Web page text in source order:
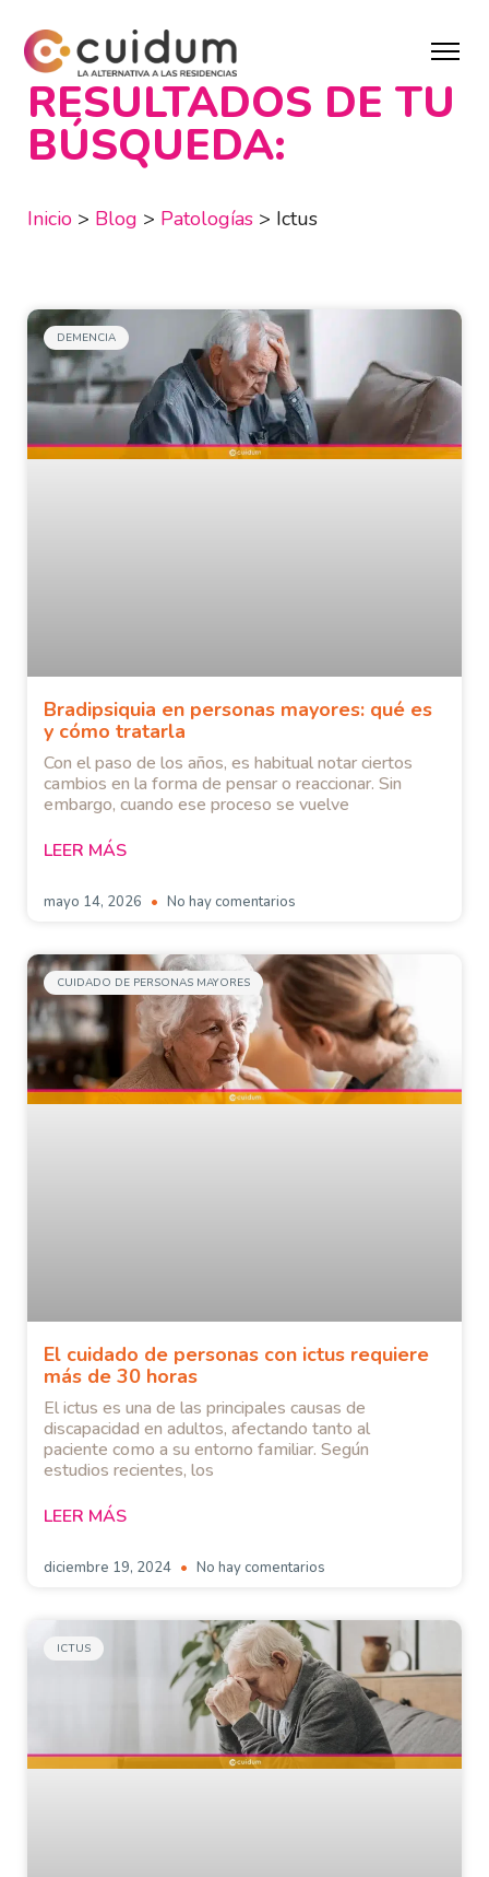
RESULTADOS DE TU
BÚSQUEDA:
Inicio > Blog > Patologías > Ictus
DEMENCIA
Bradipsiquia en personas mayores: qué es
y cómo tratarla
Con el paso de los años, es habitual notar ciertos
cambios en la forma de pensar o reaccionar. Sin
embargo, cuando ese proceso se vuelve
LEER MÁS
mayo 14, 2026 No hay comentarios
CUIDADO DE PERSONAS MAYORES
El cuidado de personas con ictus requiere
más de 30 horas
El ictus es una de las principales causas de
discapacidad en adultos, afectando tanto al
paciente como a su entorno familiar. Según
estudios recientes, los
LEER MÁS
diciembre 19, 2024 No hay comentarios
ICTUS